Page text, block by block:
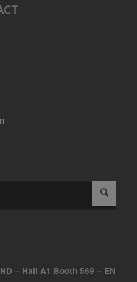
– Hall A1 Booth 569 – EN